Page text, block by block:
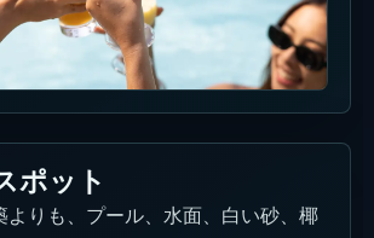
ポット
よりも、プール、水面、白い砂、椰